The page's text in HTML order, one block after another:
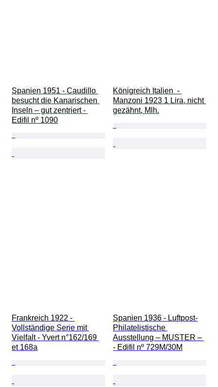
Spanien 1951 - Caudillo
besucht die Kanarischen
Inseln – gut zentriert -
Edifil nº 1090
Königreich Italien  -
Manzoni 1923 1 Lira, nicht
gezähnt, Mlh.
Frankreich 1922 -
Vollständige Serie mit
Vielfalt - Yvert n°162/169
et 168a
Spanien 1936 - Luftpost-
Philatelistische
Ausstellung – MUSTER –
- Edifil nº 729M/30M